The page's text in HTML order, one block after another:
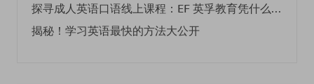
探寻成人英语口语线上课程：EF 英孚教育凭什么领航
揭秘！学习英语最快的方法大公开